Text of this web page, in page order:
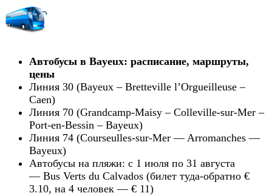
Автобусы в Bayeux: расписание, маршруты,
цены
Линия 30 (Bayeux – Bretteville l’Orgueilleuse –
Caen)
Линия 70 (Grandcamp-Maisy – Colleville-sur-Mer –
Port-en-Bessin – Bayeux)
Линия 74 (Courseulles-sur-Mer — Arromanches —
Bayeux)
Автобусы на пляжи: с 1 июля по 31 августа
— Bus Verts du Calvados (билет туда-обратно €
3.10, на 4 человек — € 11)